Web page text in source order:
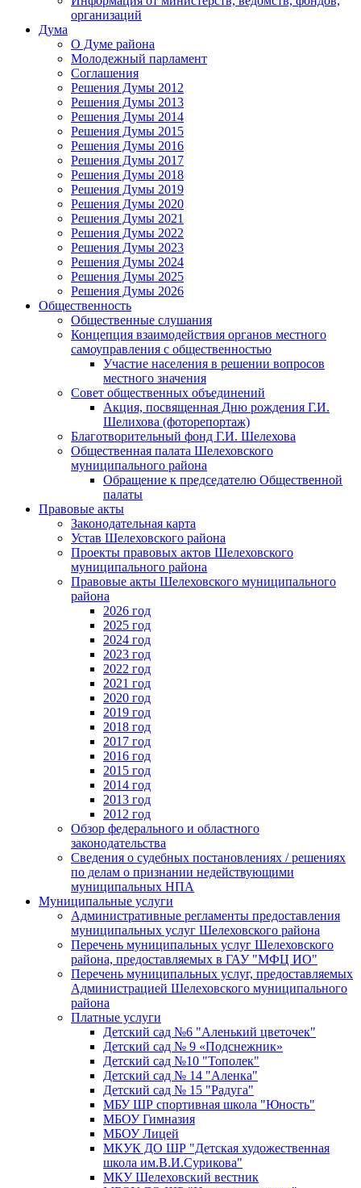
организаций
Дума
О Думе района
Молодежный парламент
Соглашения
Решения Думы 2012
Решения Думы 2013
Решения Думы 2014
Решения Думы 2015
Решения Думы 2016
Решения Думы 2017
Решения Думы 2018
Решения Думы 2019
Решения Думы 2020
Решения Думы 2021
Решения Думы 2022
Решения Думы 2023
Решения Думы 2024
Решения Думы 2025
Решения Думы 2026
Общественность
Общественные слушания
Концепция взаимодействия органов местного
самоуправления с общественностью
Участие населения в решении вопросов
местного значения
Совет общественных объединений
Акция, посвященная Дню рождения Г.И.
Шелихова (фоторепортаж)
Благотворительный фонд Г.И. Шелехова
Общественная палата Шелеховского
муниципального района
Обращение к председателю Общественной
палаты
Правовые акты
Законодательная карта
Устав Шелеховского района
Проекты правовых актов Шелеховского
муниципального района
Правовые акты Шелеховского муниципального
района
2026 год
2025 год
2024 год
2023 год
2022 год
2021 год
2020 год
2019 год
2018 год
2017 год
2016 год
2015 год
2014 год
2013 год
2012 год
Обзор федерального и областного
законодательства
Сведения о судебных постановлениях / решениях
по делам о признании недействующими
муниципальных НПА
Муниципальные услуги
Административные регламенты предоставления
муниципальных услуг Шелеховского района
Перечень муниципальных услуг Шелеховского
района, предоставляемых в ГАУ "МФЦ ИО"
Перечень муниципальных услуг, предоставляемых
Администрацией Шелеховского муниципального
района
Платные услуги
Детский сад №6 "Аленький цветочек"
Детский сад № 9 «Подснежник»
Детский сад №10 "Тополек"
Детский сад № 14 "Аленка"
Детский сад № 15 "Радуга"
МБУ ШР спортивная школа "Юность"
МБОУ Гимназия
МБОУ Лицей
МКУК ДО ШР "Детская художественная
школа им.В.И.Сурикова"
МКУ Шелеховский вестник